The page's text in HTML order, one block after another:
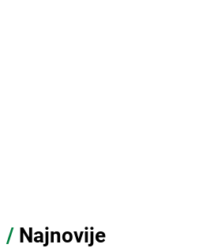
/ Najnovije